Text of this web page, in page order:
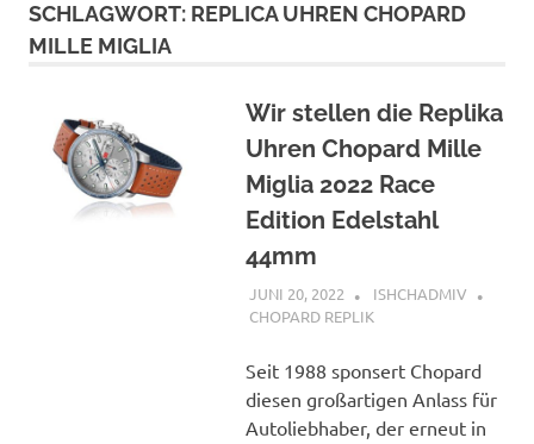
Uhrenhändler
für
Uhren
Replik
SCHLAGWORT: REPLICA UHREN CHOPARD
MILLE MIGLIA
Wir stellen die Replika
Uhren Chopard Mille
Miglia 2022 Race
Edition Edelstahl
44mm
JUNI 20, 2022
ISHCHADMIV
CHOPARD REPLIK
Seit 1988 sponsert Chopard
diesen großartigen Anlass für
Autoliebhaber, der erneut in